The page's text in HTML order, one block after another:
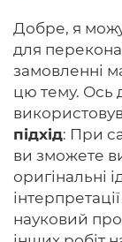
Добре, я
для
замовленні
цю тему. Ось
підхід: При
ви зможете
оригінальні
науковий